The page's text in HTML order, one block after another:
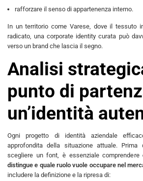
rafforzare il senso di appartenenza interno.
In un territorio come Varese, dove il tessuto
radicato, una corporate identity curata può
verso un brand che lascia il segno.
Analisi
punto di
un’identità
Ogni progetto di identità aziendale
approfondita della situazione attuale.
scegliere un font, è essenziale comprendere
distingue e quale ruolo vuole occupare nel
includere la definizione e la ripresa di: